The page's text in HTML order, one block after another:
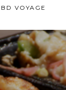
BD VOYAGE